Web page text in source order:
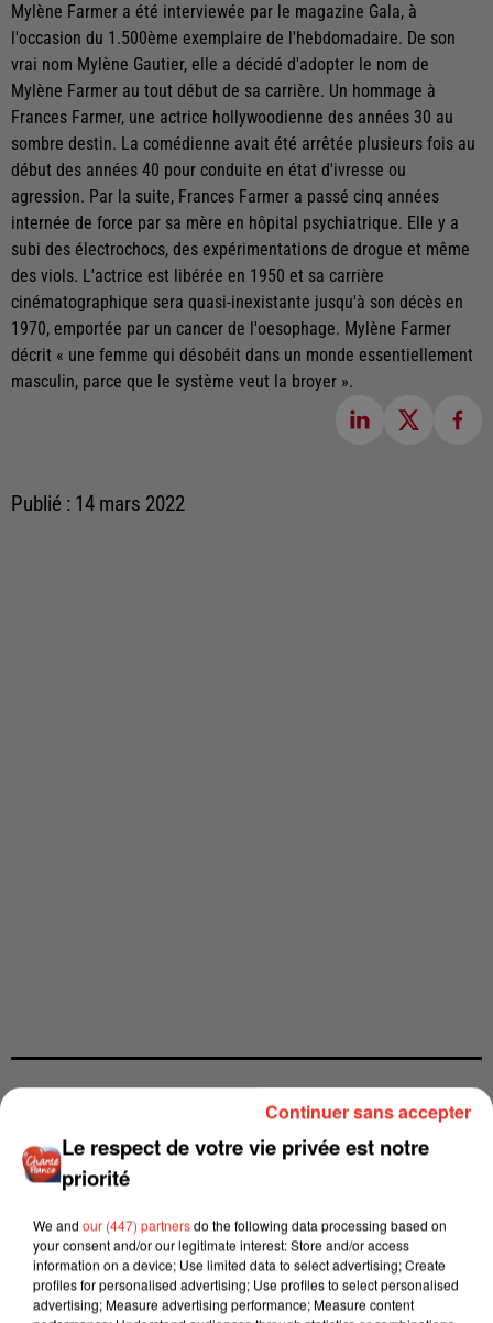
Mylène Farmer a été interviewée par le magazine Gala, à
l'occasion du 1.500ème exemplaire de l'hebdomadaire. De son
vrai nom Mylène Gautier, elle a décidé d'adopter le nom de
Mylène Farmer au tout début de sa carrière. Un hommage à
Frances Farmer, une actrice hollywoodienne des années 30 au
sombre destin. La comédienne avait été arrêtée plusieurs fois au
début des années 40 pour conduite en état d'ivresse ou
agression. Par la suite, Frances Farmer a passé cinq années
internée de force par sa mère en hôpital psychiatrique. Elle y a
subi des électrochocs, des expérimentations de drogue et même
des viols. L'actrice est libérée en 1950 et sa carrière
cinématographique sera quasi-inexistante jusqu'à son décès en
1970, emportée par un cancer de l'oesophage. Mylène Farmer
décrit « une femme qui désobéit dans un monde essentiellement
masculin, parce que le système veut la broyer ».
Publié : 14 mars 2022
Le respect de votre vie privée est notre
priorité
We and our (447) partnersdo the following data processing based on
your consent and/or our legitimate interest: Store and/or access
information on a device; Use limited data to select advertising; Create
profiles for personalised advertising; Use profiles to select personalised
advertising; Measure advertising performance; Measure content
Continuer sans accepter